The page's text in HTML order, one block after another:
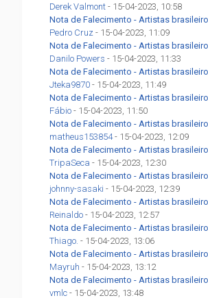
Derek Valmont - 15-04-2023, 10:58
Nota de Falecimento - Artistas
Pedro Cruz - 15-04-2023, 11:09
Nota de Falecimento - Artistas
Danilo Powers - 15-04-2023, 11:33
Nota de Falecimento - Artistas
Jteka9870 - 15-04-2023, 11:49
Nota de Falecimento - Artistas
Fábio - 15-04-2023, 11:50
Nota de Falecimento - Artistas
matheus153854- 15-04-2023, 12:09
Nota de Falecimento - Artistas
TripaSeca - 15-04-2023, 12:30
Nota de Falecimento - Artistas
johnny-sasaki - 15-04-2023, 12:39
Nota de Falecimento - Artistas
Reinaldo - 15-04-2023, 12:57
Nota de Falecimento - Artistas
Thiago. - 15-04-2023, 13:06
Nota de Falecimento - Artistas
Mayruh - 15-04-2023, 13:12
Nota de Falecimento - Artistas
vmlc - 15-04-2023, 13:48